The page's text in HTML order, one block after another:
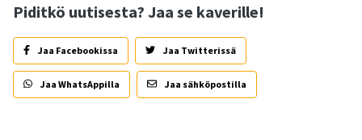
Piditkö uutisesta? Jaa se kaverille!
Jaa Facebookissa Jaa Twitterissä
Jaa WhatsAppilla Jaa sähköpostilla